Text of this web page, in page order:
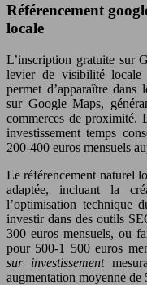
Référencement
locale
L’inscription gratuite sur
levier de visibilité locale
permet d’apparaître dans
sur Google Maps,
commerces de proximité.
investissement temps
200-400 euros mensuels
Le référencement naturel
adaptée, incluant la
l’optimisation technique
investir dans des outils
300 euros mensuels, ou
pour 500-1 500 euros
sur investissement
augmentation moyenne